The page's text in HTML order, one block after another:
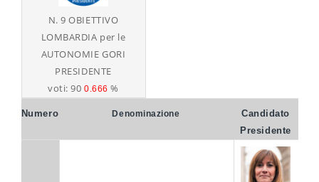
N. 9 OBIETTIVO
LOMBARDIA per le
AUTONOMIE GORI
PRESIDENTE
voti: 900.666%
Numero Denominazione
Candidato
Presidente